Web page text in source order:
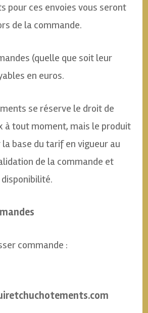
pour ces envoies vous seront
de la commande.
(quelle que soit leur
en euros.
se réserve le droit de
à tout moment, mais le produit
base du tarif en vigueur au
de la commande et
commande :